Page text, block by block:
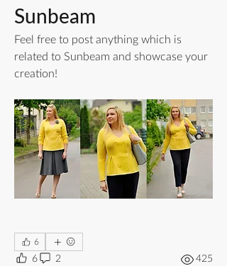
Sunbeam
Feel free to post anything which is
related to Sunbeam and showcase your
creation!
6
6 2 425